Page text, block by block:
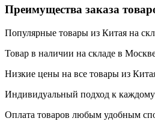
Преимущества заказа
Популярные товары из Китая на
Товар в наличии на складе в
Низкие цены на все товары из
Индивидуальный подход к
Оплата товаров любым удобным